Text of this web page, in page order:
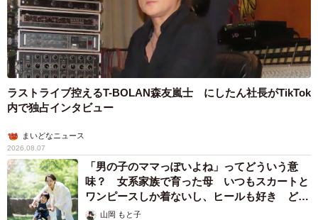
ラストライブ控えるT-BOLAN森友嵐士 にしたん社長がTikTok
内で独占インタビュー
まいどなニュース
2026.08.07
「男の子のママっぽいよね」ってどういう意
味？ 女系家族で育った母 いつもスカートと
ワンピースしか着ないし、ヒールも好き どの
へんが…
山岡 もと子